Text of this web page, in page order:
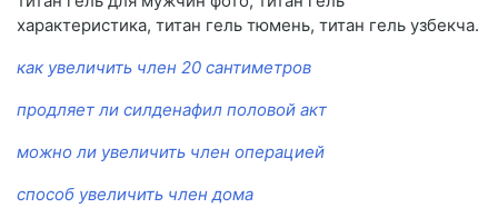
характеристика, титан гель тюмень, титан гель узбекча.
как увеличить член 20 сантиметров
продляет ли силденафил половой акт
можно ли увеличить член операцией
способ увеличить член дома